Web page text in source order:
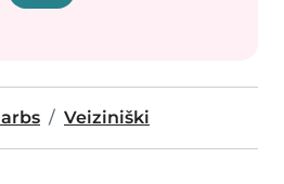
Veiziniški